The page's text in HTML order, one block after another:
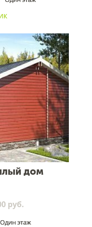
дом
руб.
Один этаж